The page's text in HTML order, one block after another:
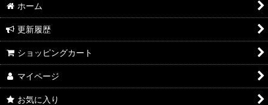
ホーム
更新履歴
ショッピングカート
マイページ
お気に入り